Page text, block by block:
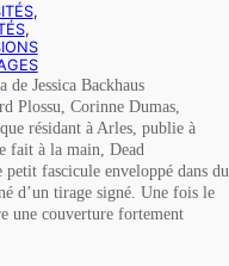
Jessica Backhaus
Plossu, Corinne Dumas,
résidant à Arles, publie à
fait à la main, Dead
fascicule enveloppé dans du
d’un tirage signé. Une fois le
une couverture fortement